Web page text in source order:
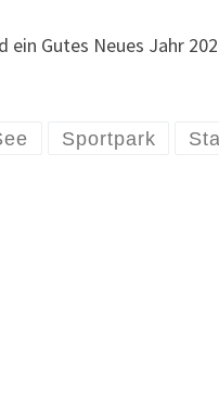
ein Gutes Neues Jahr
Sportpark